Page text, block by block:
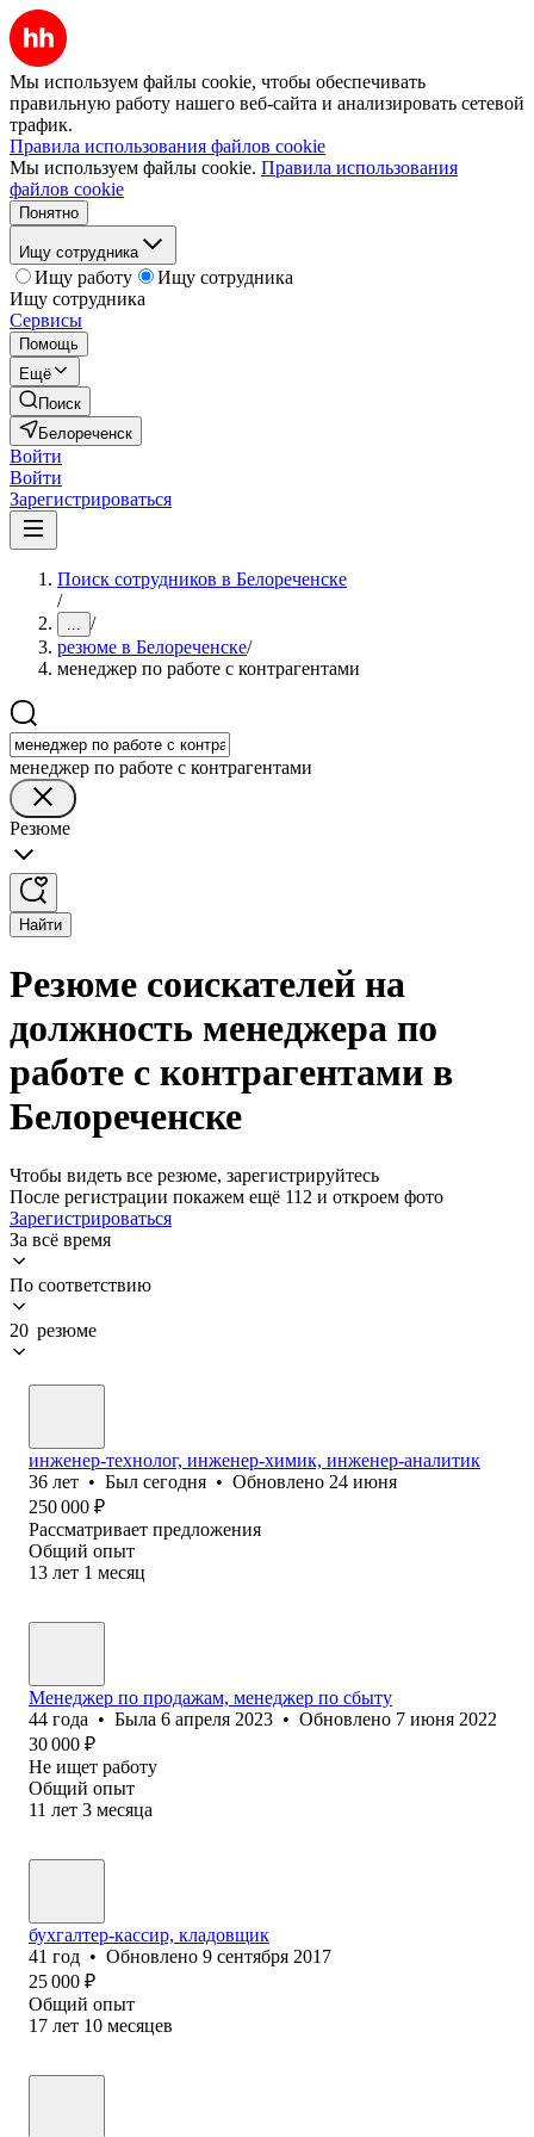
Мы используем файлы cookie, чтобы обеспечивать
правильную работу нашего веб-сайта и анализировать сетевой
трафик.
Правила использования файлов cookie
Мы используем файлы cookie. Правила использования
файлов cookie
Понятно
Ищу сотрудника
Ищу работу
Ищу сотрудника
Ищу сотрудника
Сервисы
Помощь
Ещё
Поиск
Белореченск
Войти
Войти
Зарегистрироваться
Поиск сотрудников в Белореченске
/
... /
резюме в Белореченске/
менеджер по работе с контрагентами
менеджер по работе с контрагентами
Резюме
Найти
Резюме соискателей на
должность менеджера по
работе с контрагентами в
Белореченске
Чтобы видеть все резюме, зарегистрируйтесь
После регистрации покажем ещё 112 и откроем фото
Зарегистрироваться
За всё время
По соответствию
20 резюме
инженер-технолог, инженер-химик, инженер-аналитик
36 лет • Был сегодня • Обновлено 24 июня
250 000 ₽
Рассматривает предложения
Общий опыт
13 лет 1 месяц
Менеджер по продажам, менеджер по сбыту
44 года • Была 6 апреля 2023 • Обновлено 7 июня 2022
30 000 ₽
Не ищет работу
Общий опыт
11 лет 3 месяца
бухгалтер-кассир, кладовщик
41 год • Обновлено 9 сентября 2017
25 000 ₽
Общий опыт
17 лет 10 месяцев